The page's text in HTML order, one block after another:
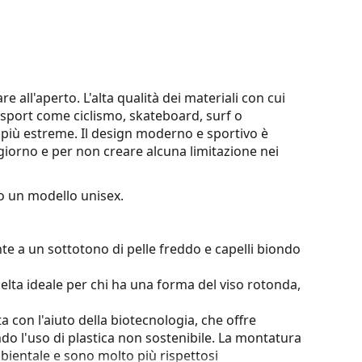
all'aperto. L'alta qualità dei materiali con cui
come ciclismo, skateboard, surf o
estreme. Il design moderno e sportivo è
e per non creare alcuna limitazione nei
un modello unisex.
a un sottotono di pelle freddo e capelli biondo
ideale per chi ha una forma del viso rotonda,
con l'aiuto della biotecnologia, che offre
l'uso di plastica non sostenibile. La montatura
e sono molto più rispettosi